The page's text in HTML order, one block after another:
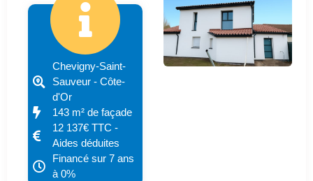
Chevigny-Saint-
Sauveur - Côte-
d'Or
143 m² de façade
12 137€ TTC -
Aides déduites
Financé sur 7 ans
à 0%